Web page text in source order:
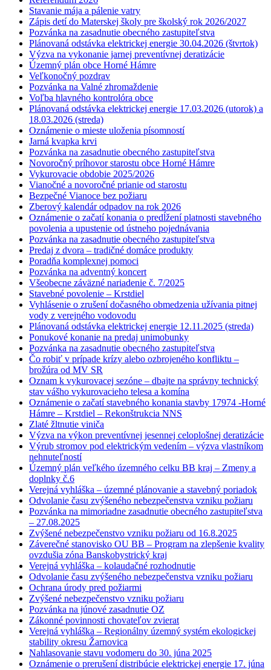
Stavanie mája a pálenie vatry
Zápis detí do Materskej školy pre školský rok 2026/2027
Pozvánka na zasadnutie obecného zastupiteľstva
Plánovaná odstávka elektrickej energie 30.04.2026 (štvrtok)
Výzva na vykonanie jarnej preventívnej deratizácie
Územný plán obce Horné Hámre
Veľkonočný pozdrav
Pozvánka na Valné zhromaždenie
Voľba hlavného kontrolóra obce
Plánovaná odstávka elektrickej energie 17.03.2026 (utorok) a
18.03.2026 (streda)
Oznámenie o mieste uloženia písomností
Jarná kvapka krvi
Pozvánka na zasadnutie obecného zastupiteľstva
Novoročný príhovor starostu obce Horné Hámre
Vykurovacie obdobie 2025/2026
Vianočné a novoročné prianie od starostu
Bezpečné Vianoce bez požiaru
Zberový kalendár odpadov na rok 2026
Oznámenie o začatí konania o predĺžení platnosti stavebného
povolenia a upustenie od ústneho pojednávania
Pozvánka na zasadnutie obecného zastupiteľstva
Predaj z dvora – tradičné domáce produkty
Poradňa komplexnej pomoci
Pozvánka na adventný koncert
Všeobecne záväzné nariadenie č. 7/2025
Stavebné povolenie – Krstdiel
Vyhlásenie o zrušení dočasného obmedzenia užívania pitnej
vody z verejného vodovodu
Plánovaná odstávka elektrickej energie 12.11.2025 (streda)
Ponukové konanie na predaj unimobunky
Pozvánka na zasadnutie obecného zastupiteľstva
Čo robiť v prípade krízy alebo ozbrojeného konfliktu –
brožúra od MV SR
Oznam k vykurovacej sezóne – dbajte na správny technický
stav vášho vykurovacieho telesa a komína
Oznámenie o začatí stavebného konania stavby 17974 -Horné
Hámre – Krstdiel – Rekonštrukcia NNS
Zlaté žltnutie viniča
Výzva na výkon preventívnej jesennej celoplošnej deratizácie
Výrub stromov pod elektrickým vedením – výzva vlastníkom
nehnuteľností
Územný plán veľkého územného celku BB kraj – Zmeny a
doplnky č.6
Verejná vyhláška – územné plánovanie a stavebný poriadok
Odvolanie času zvýšeného nebezpečenstva vzniku požiaru
Pozvánka na mimoriadne zasadnutie obecného zastupiteľstva
– 27.08.2025
Zvýšené nebezpečenstvo vzniku požiaru od 16.8.2025
Záverečné stanovisko OU BB – Program na zlepšenie kvality
ovzdušia zóna Banskobystrický kraj
Verejná vyhláška – kolaudačné rozhodnutie
Odvolanie času zvýšeného nebezpečenstva vzniku požiaru
Ochrana úrody pred požiarmi
Zvýšené nebezpečenstvo vzniku požiaru
Pozvánka na júnové zasadnutie OZ
Zákonné povinnosti chovateľov zvierat
Verejná vyhláška – Regionálny územný systém ekologickej
stability okresu Žarnovica
Nahlasovanie stavu vodomeru do 30. júna 2025
Oznámenie o prerušení distribúcie elektrickej energie 17. júna